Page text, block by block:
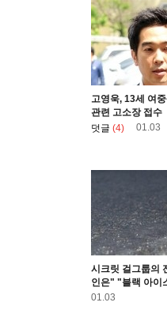
고영욱, 13세 여
관련 고소장 접수
덧글 (4) 01.03
시크릿 걸그룹의
인은" "블랙 아이
01.03